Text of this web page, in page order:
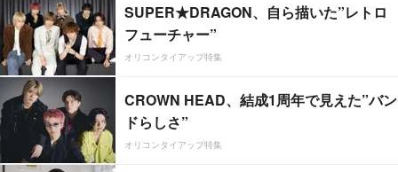
SUPER★DRAGON、自ら描いた”レトロ
フューチャー”
オリコンタイアップ特集
CROWN HEAD、結成1周年で見えた”バン
ドらしさ”
オリコンタイアップ特集